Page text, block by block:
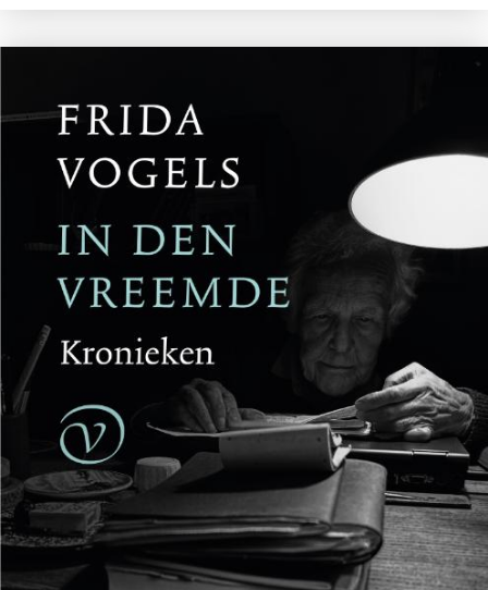
Reinhard Kaiser-Mühlecker
Brandende velden
€27,50
BESTEL